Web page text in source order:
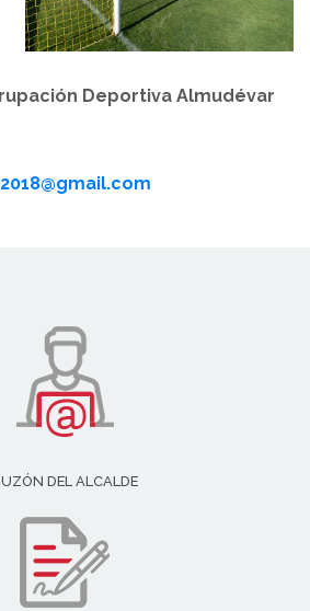
Deportiva Almudévar
DEL ALCALDE